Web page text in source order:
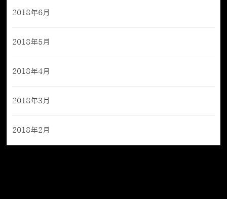
2018年6月
2018年5月
2018年4月
2018年3月
2018年2月